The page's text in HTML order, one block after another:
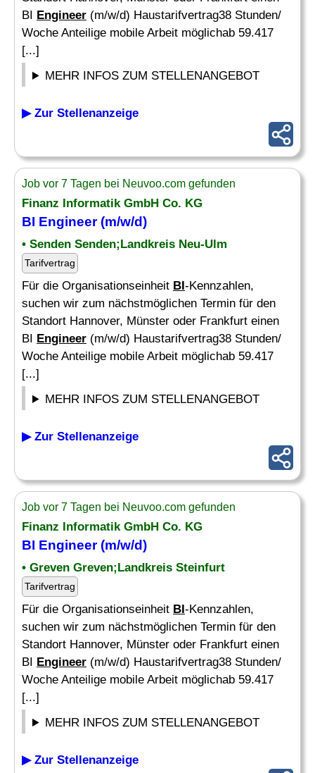
BI Engineer (m/w/d) Haustarifvertrag38 Stunden/
Woche Anteilige mobile Arbeit möglichab 59.417
[...]
MEHR INFOS ZUM STELLENANGEBOT
▶ Zur Stellenanzeige
Job vor 7 Tagen bei Neuvoo.com gefunden
Finanz Informatik GmbH Co. KG
BI Engineer(m/w/d)
• Senden Senden;Landkreis Neu-Ulm
Tarifvertrag
Für die Organisationseinheit BI-Kennzahlen,
suchen wir zum nächstmöglichen Termin für den
Standort Hannover, Münster oder Frankfurt einen
BI Engineer (m/w/d) Haustarifvertrag38 Stunden/
Woche Anteilige mobile Arbeit möglichab 59.417
[...]
MEHR INFOS ZUM STELLENANGEBOT
▶ Zur Stellenanzeige
Job vor 7 Tagen bei Neuvoo.com gefunden
Finanz Informatik GmbH Co. KG
BI Engineer(m/w/d)
• Greven Greven;Landkreis Steinfurt
Tarifvertrag
Für die Organisationseinheit BI-Kennzahlen,
suchen wir zum nächstmöglichen Termin für den
Standort Hannover, Münster oder Frankfurt einen
BI Engineer (m/w/d) Haustarifvertrag38 Stunden/
Woche Anteilige mobile Arbeit möglichab 59.417
[...]
MEHR INFOS ZUM STELLENANGEBOT
▶ Zur Stellenanzeige